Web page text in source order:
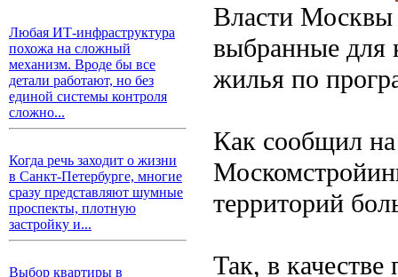
Любая ИТ-инфраструктура
похожа на сложный
механизм. Вроде бы все
детали работают, но без
единой системы контроля
сложно...
Когда речь заходит о жизни
в Санкт-Петербурге, многие
сразу представляют шумные
проспекты, плотную
застройку и...
Выбор квартиры в
Власти Москвы
выбранные для
жилья по
Как сообщил на
территорий
Так, в